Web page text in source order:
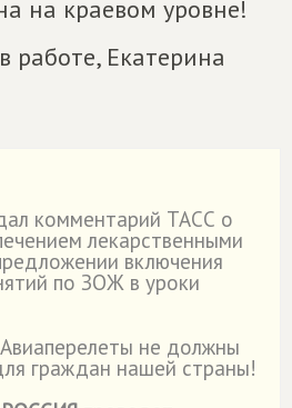
на краевом уровне!
работе, Екатерина
комментарий ТАСС о
лекарственными
включения
по ЗОЖ в уроки
не должны
граждан нашей страны!